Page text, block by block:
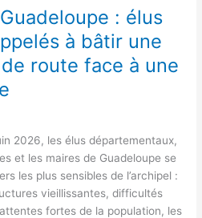
: élus
à bâtir une
route face à une
2026, les élus départementaux,
et les maires de Guadeloupe se
les plus sensibles de l’archipel :
vieillissantes, difficultés
fortes de la population, les